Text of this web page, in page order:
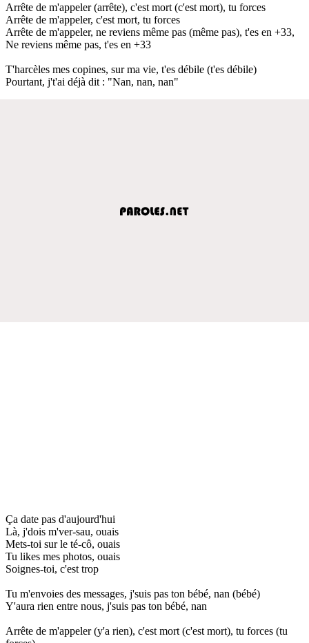
Arrête de m'appeler (arrête), c'est mort (c'est mort), tu forces
Arrête de m'appeler, c'est mort, tu forces
Arrête de m'appeler, ne reviens même pas (même pas), t'es en +33,
Ne reviens même pas, t'es en +33
T'harcèles mes copines, sur ma vie, t'es débile (t'es débile)
Pourtant, j't'ai déjà dit : "Nan, nan, nan"
Ça date pas d'aujourd'hui
Là, j'dois m'ver-sau, ouais
Mets-toi sur le té-cô, ouais
Tu likes mes photos, ouais
Soignes-toi, c'est trop
Tu m'envoies des messages, j'suis pas ton bébé, nan (bébé)
Y'aura rien entre nous, j'suis pas ton bébé, nan
Arrête de m'appeler (y'a rien), c'est mort (c'est mort), tu forces (tu